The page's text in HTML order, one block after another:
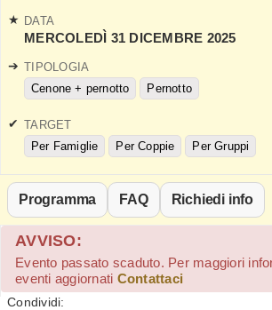
DATA
MERCOLEDÌ 31 DICEMBRE 2025
TIPOLOGIA
Cenone + pernotto
Pernotto
TARGET
Per Famiglie
Per Coppie Per Gruppi
Programma FAQ Richiedi info
AVVISO:
Evento passato scaduto. Per maggiori
eventi aggiornati Contattaci
Condividi: